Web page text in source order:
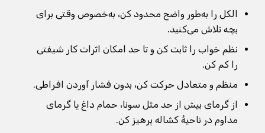
الکل را به‌طور واضح محدود کن، به‌خصوص وقتی برای
بچه تلاش می‌کنید.
نظم خواب را ثابت کن و تا حد امکان اثرات کار شیفتی
را کم کن.
منظم و متعادل حرکت کن، بدون فشار آوردن افراطی.
از گرمای بیش از حد مثل سونا، حمام داغ یا گرمای
مداوم در ناحیهٔ کشاله پرهیز کن.